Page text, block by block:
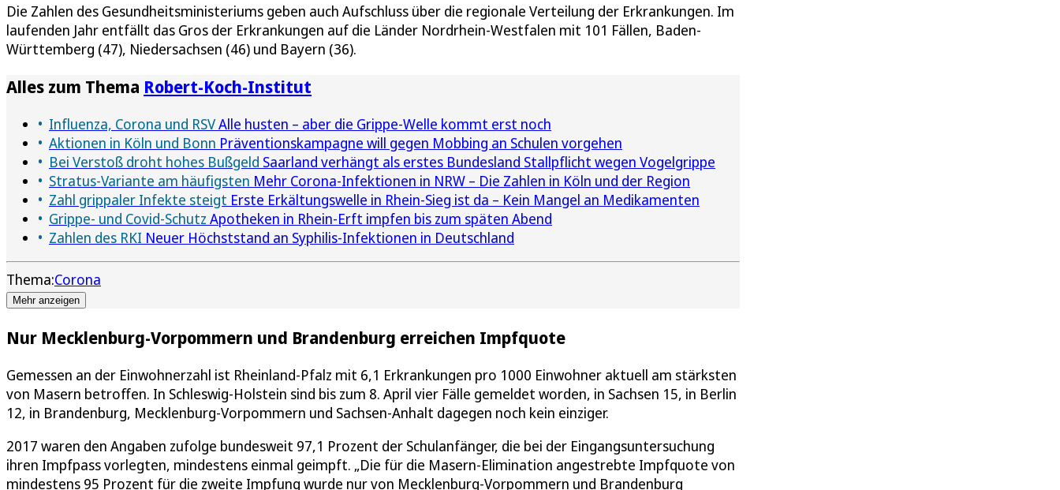
Die Zahlen des Gesundheitsministeriums geben auch Aufschluss über die regionale Verteilung der Erkrankungen. Im
laufenden Jahr entfällt das Gros der Erkrankungen auf die Länder Nordrhein-Westfalen mit 101 Fällen, Baden-
Württemberg (47), Niedersachsen (46) und Bayern (36).
Alles zum Thema Robert-Koch-Institut
Influenza, Corona und RSVAlle husten – aber die Grippe-Welle kommt erst noch
Aktionen in Köln und Bonn Präventionskampagne will gegen Mobbing an Schulen vorgehen
Bei Verstoß droht hohes Bußgeld Saarland verhängt als erstes Bundesland Stallpflicht wegen Vogelgrippe
Stratus-Variante am häufigsten Mehr Corona-Infektionen in NRW – Die Zahlen in Köln und der Region
Zahl grippaler Infekte steigt Erste Erkältungswelle in Rhein-Sieg ist da – Kein Mangel an Medikamenten
Grippe- und Covid-Schutz Apotheken in Rhein-Erft impfen bis zum späten Abend
Zahlen des RKI Neuer Höchststand an Syphilis-Infektionen in Deutschland
Thema:Corona
Mehr anzeigen
Nur Mecklenburg-Vorpommern und Brandenburg erreichen Impfquote
Gemessen an der Einwohnerzahl ist Rheinland-Pfalz mit 6,1 Erkrankungen pro 1000 Einwohner aktuell am stärksten
von Masern betroffen. In Schleswig-Holstein sind bis zum 8. April vier Fälle gemeldet worden, in Sachsen 15, in Berlin
12, in Brandenburg, Mecklenburg-Vorpommern und Sachsen-Anhalt dagegen noch kein einziger.
2017 waren den Angaben zufolge bundesweit 97,1 Prozent der Schulanfänger, die bei der Eingangsuntersuchung
ihren Impfpass vorlegten, mindestens einmal geimpft. „Die für die Masern-Elimination angestrebte Impfquote von
mindestens 95 Prozent für die zweite Impfung wurde nur von Mecklenburg-Vorpommern und Brandenburg